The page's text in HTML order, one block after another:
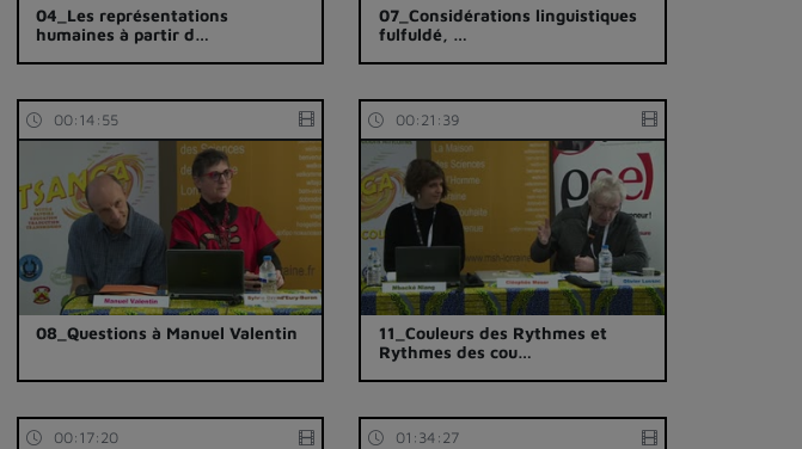
04_Les représentations
humaines à partir d…
07_Considérations linguistiques
fulfuldé, …
00:14:55
08_Questions à Manuel Valentin
00:21:39
11_Couleurs des Rythmes et
Rythmes des cou…
00:17:20 01:34:27